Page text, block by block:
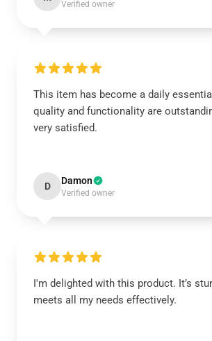
Verified owner
This item has become a daily
quality and functionality are
very satisfied.
D Damon
Verified owner
I'm delighted with this product. It’s
meets all my needs effectively.